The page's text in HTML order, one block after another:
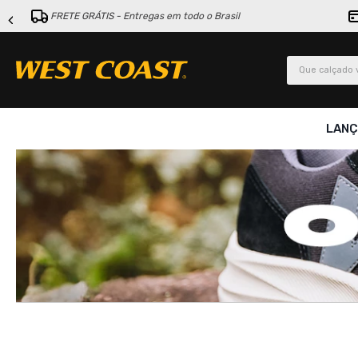
FRETE GRÁTIS - Entregas em todo o Brasil
Que calçado